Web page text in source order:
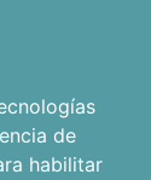
de
habilitar